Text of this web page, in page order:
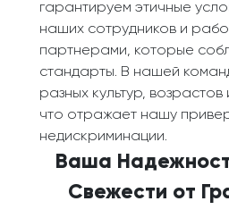
гарантируем этичные
наших сотрудников и
партнерами, которые
стандарты. В нашей
разных культур,
что отражает нашу
недискриминации.
Ваша
Свежести от